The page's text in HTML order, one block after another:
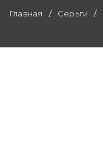
Главная / Серьги /